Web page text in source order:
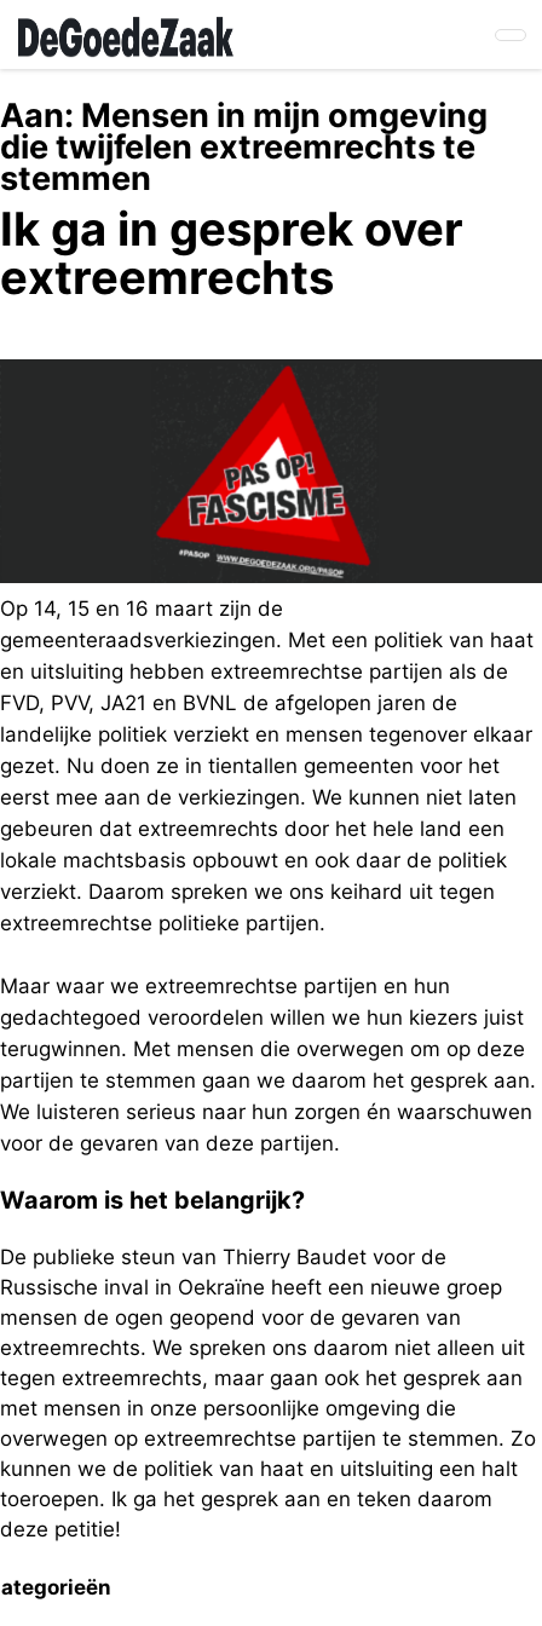
Skip
main
content
Aan: Mensen in mijn omgeving
die twijfelen extreemrechts te
stemmen
Ik ga in gesprek over
extreemrechts
Op 14, 15 en 16 maart zijn de
gemeenteraadsverkiezingen. Met een politiek van haat
en uitsluiting hebben extreemrechtse partijen als de
FVD, PVV, JA21 en BVNL de afgelopen jaren de
landelijke politiek verziekt en mensen tegenover elkaar
gezet. Nu doen ze in tientallen gemeenten voor het
eerst mee aan de verkiezingen. We kunnen niet laten
gebeuren dat extreemrechts door het hele land een
lokale machtsbasis opbouwt en ook daar de politiek
verziekt. Daarom spreken we ons keihard uit tegen
extreemrechtse politieke partijen.
Maar waar we extreemrechtse partijen en hun
gedachtegoed veroordelen willen we hun kiezers juist
terugwinnen. Met mensen die overwegen om op deze
partijen te stemmen gaan we daarom het gesprek aan.
We luisteren serieus naar hun zorgen én waarschuwen
voor de gevaren van deze partijen.
Waarom is het belangrijk?
De publieke steun van Thierry Baudet voor de
Russische inval in Oekraïne heeft een nieuwe groep
mensen de ogen geopend voor de gevaren van
extreemrechts. We spreken ons daarom niet alleen uit
tegen extreemrechts, maar gaan ook het gesprek aan
met mensen in onze persoonlijke omgeving die
overwegen op extreemrechtse partijen te stemmen. Zo
kunnen we de politiek van haat en uitsluiting een halt
toeroepen. Ik ga het gesprek aan en teken daarom
deze petitie!